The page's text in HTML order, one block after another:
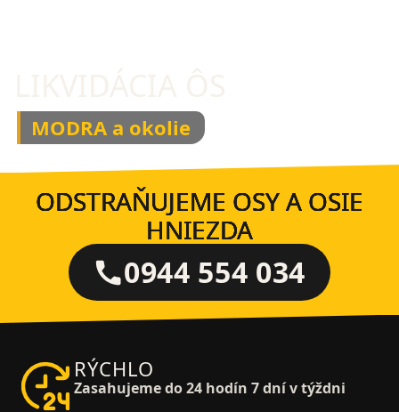
MODRA a okolie
ODSTRAŇUJEME OSY A OSIE
HNIEZDA
0944 554 034
RÝCHLO
Zasahujeme do 24 hodín 7 dní v týždni